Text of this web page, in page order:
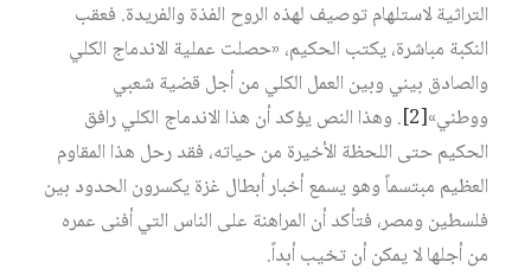
التراثية لاستلهام توصيف لهذه الروح الفذة والفريدة. فعقب
النكبة مباشرة، يكتب الحكيم، «حصلت عملية الاندماج الكلي
والصادق بيني وبين العمل الكلي من أجل قضية شعبي
ووطني»‏[2]
. وهذا النص يؤكد أن هذا الاندماج الكلي رافق
الحكيم حتى اللحظة الأخيرة من حياته، فقد رحل هذا المقاوم
العظيم مبتسماً وهو يسمع أخبار أبطال غزة يكسرون الحدود بين
فلسطين ومصر، فتأكد أن المراهنة على الناس التي أفنى عمره
من أجلها لا يمكن أن تخيب أبداً.